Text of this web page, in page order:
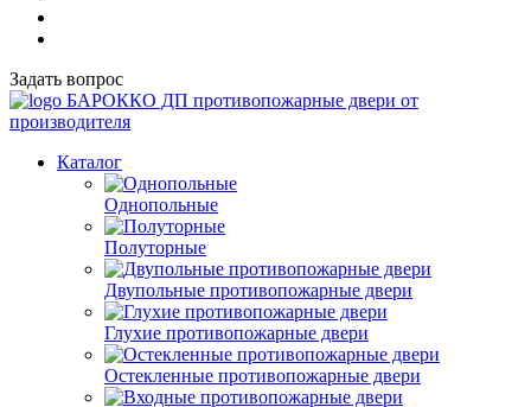
Задать вопрос
БАРОККО ДП противопожарные двери от
производителя
Каталог
Однопольные
Полуторные
Двупольные противопожарные двери
Глухие противопожарные двери
Остекленные противопожарные двери